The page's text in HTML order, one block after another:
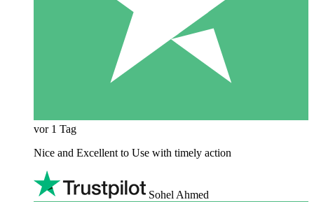
vor 1 Tag
Nice and Excellent to Use with timely action
Sohel Ahmed